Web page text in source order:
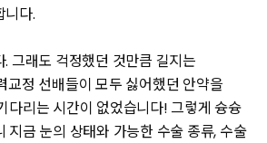
니다.
그래도 걱정했던 것만큼 길지는
교정 선배들이 모두 싫어했던 안약을
다리는 시간이 없었습니다! 그렇게 슝슝
지금 눈의 상태와 가능한 수술 종류, 수술